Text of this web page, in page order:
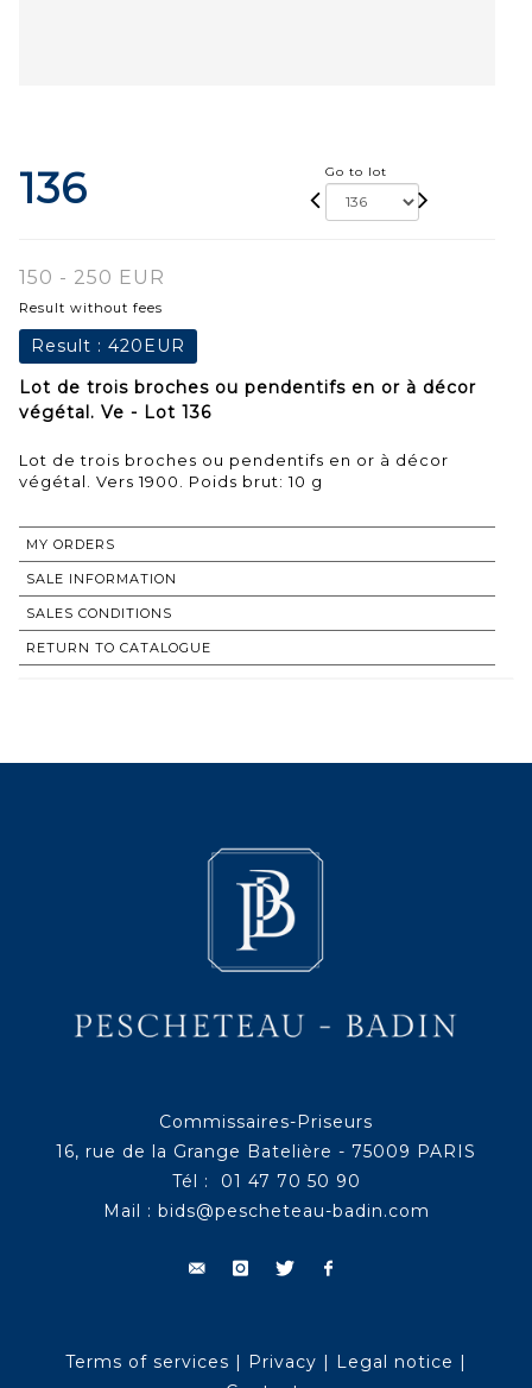
136 Go to lot
150 - 250 EUR
Result without fees
Result : 420EUR
Lot de trois broches ou pendentifs en or à décor
végétal. Ve - Lot 136
Lot de trois broches ou pendentifs en or à décor
végétal. Vers 1900. Poids brut: 10 g
MY ORDERS
SALE INFORMATION
SALES CONDITIONS
RETURN TO CATALOGUE
Commissaires-Priseurs
16, rue de la Grange Batelière - 75009 PARIS
Tél : 01 47 70 50 90
Mail : bids@pescheteau-badin.com
Terms of services | Privacy | Legal notice |